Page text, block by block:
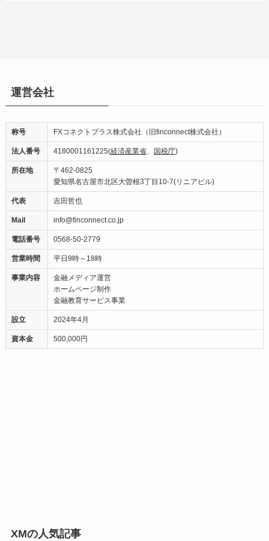
運営会社
称号 FXコネクトプラス株式会社（旧finconnect株式会社）
法人番号 4180001161225(経済産業省 国税庁)
所在地
〒462-0825
愛知県名古屋市北区大曽根3丁目10-7(リニアビル)
代表 吉田哲也
Mail info@finconnect.co.jp
電話番号 0568-50-2779
営業時間 平日9時～18時
事業内容
金融メディア運営
ホームページ制作
金融教育サービス事業
設立 2024年4月
資本金 500,000円
XMの人気記事